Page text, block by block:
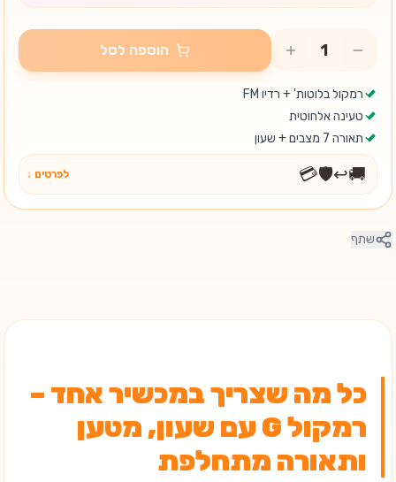
הוספה לסל
רמקול בלוטות' + רדיו FM
טעינה אלחוטית
תאורה 7 מצבים + שעון
🚚
↩️
🛡️
💳 לפרטים ↓
שתף
כל מה שצריך במכשיר אחד –
רמקול G עם שעון, מטען
ותאורה מתחלפת